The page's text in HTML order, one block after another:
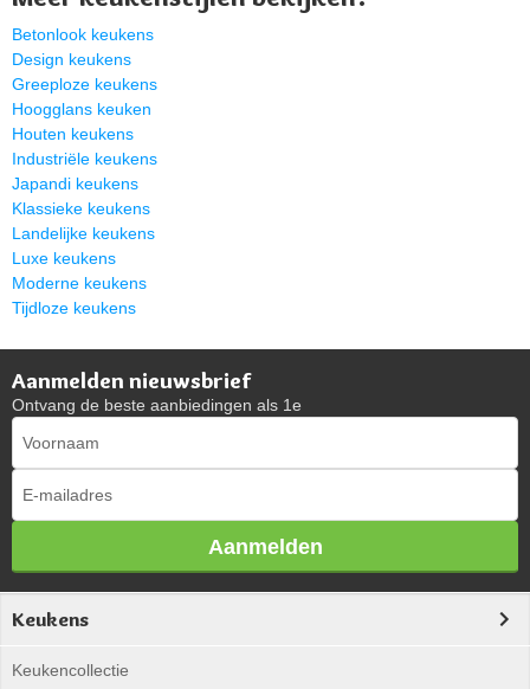
Betonlook keukens
Design keukens
Greeploze keukens
Hoogglans keuken
Houten keukens
Industriële keukens
Japandi keukens
Klassieke keukens
Landelijke keukens
Luxe keukens
Moderne keukens
Tijdloze keukens
Aanmelden nieuwsbrief
Ontvang de beste aanbiedingen als 1e
Aanmelden
Keukens
Keukencollectie